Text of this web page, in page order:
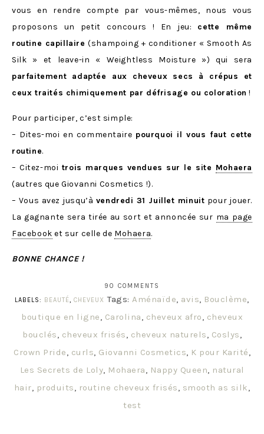
vous en rendre compte par vous-mêmes, nous vous
proposons un petit concours ! En jeu: cette même
routine capillaire (shampoing + conditioner « Smooth As
Silk » et leave-in « Weightless Moisture ») qui sera
parfaitement adaptée aux cheveux secs à crépus et
ceux traités chimiquement par défrisage ou coloration !
Pour participer, c’est simple:
– Dites-moi en commentaire pourquoi il vous faut cette
routine.
– Citez-moi trois marques vendues sur le site Mohaera
(autres que Giovanni Cosmetics !).
– Vous avez jusqu’à vendredi 31 Juillet minuit pour jouer.
La gagnante sera tirée au sort et annoncée sur ma page
Facebook et sur celle de Mohaera.
BONNE CHANCE !
90 COMMENTS
LABELS: BEAUTÉ ,CHEVEUX Tags: Aménaïde avis Bouclème
boutique en ligne
Carolina cheveux afro
cheveux
bouclés
cheveux frisés cheveux naturels Coslys
Crown Pride
curls Giovanni Cosmetics K pour Karité
Les Secrets de Loly Mohaera Nappy Queen
natural
hair
produits routine cheveux frisés smooth as silk
test